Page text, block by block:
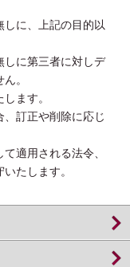
しに、上記の目的以
しに第三者に対しデ
。
ます。
訂正や削除に応じ
適用される法令、
たします。